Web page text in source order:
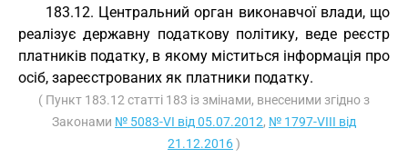
183.12. Центральний орган виконавчої влади, що
реалізує державну податкову політику, веде реєстр
платників податку, в якому міститься інформація про
осіб, зареєстрованих як платники податку.
( Пункт 183.12 статті 183 із змінами, внесеними згідно з
Законами № 5083-VI від 05.07.2012, № 1797-VIII від
21.12.2016)